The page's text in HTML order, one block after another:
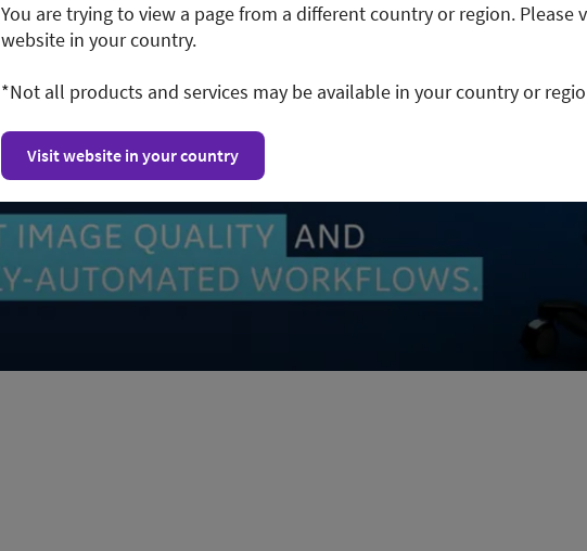
You are trying to view a page from a different country or region. Please
website in your country.
*Not all products and services may be available in your country or
Visit website in your country